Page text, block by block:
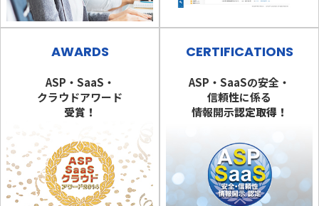
AWARDS
ASP・SaaS・
クラウドアワード
受賞！
CERTIFICATIONS
ASP・SaaSの安全・
信頼性に係る
情報開示認定取得！